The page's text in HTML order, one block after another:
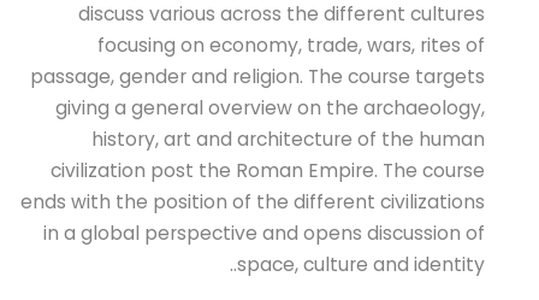
discuss various across the different cultures
focusing on economy, trade, wars, rites of
passage, gender and religion. The course targets
giving a general overview on the archaeology,
history, art and architecture of the human
civilization post the Roman Empire. The course
ends with the position of the different civilizations
in a global perspective and opens discussion of
space, culture and identity..